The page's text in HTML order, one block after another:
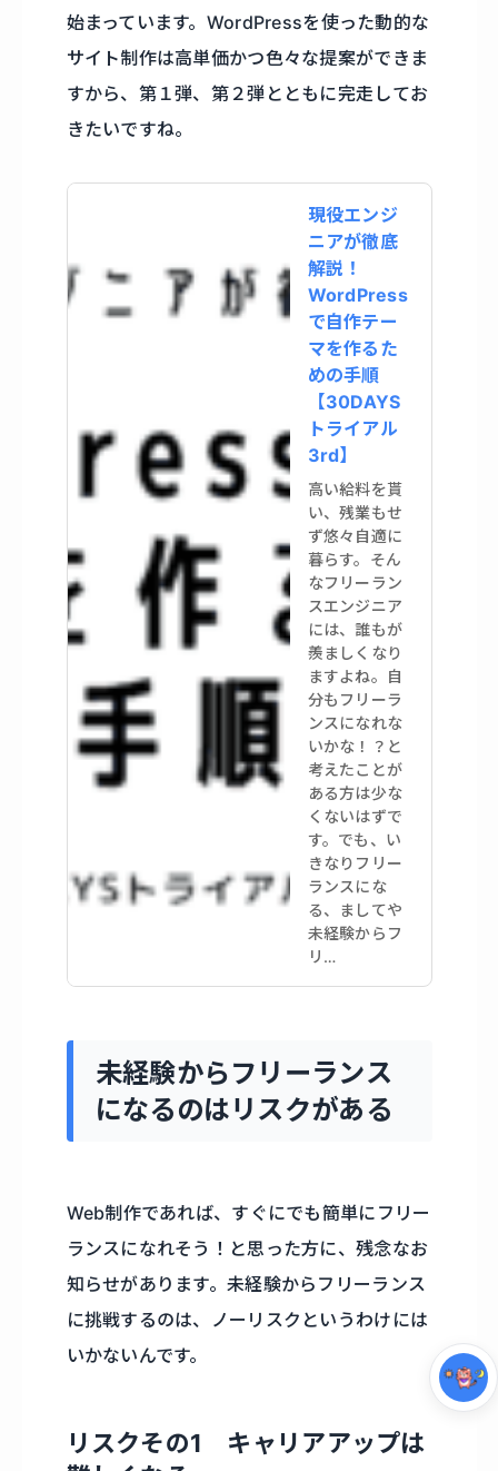
始まっています。WordPressを使った動的な
サイト制作は高単価かつ色々な提案ができま
すから、第１弾、第２弾とともに完走してお
きたいですね。
現役エンジ
ニアが徹底
解説！
WordPress
で自作テー
マを作るた
めの手順
【30DAYS
トライアル
3rd】
高い給料を貰
い、残業もせ
ず悠々自適に
暮らす。そん
なフリーラン
スエンジニア
には、誰もが
羨ましくなり
ますよね。自
分もフリーラ
ンスになれな
いかな！？と
考えたことが
ある方は少な
くないはずで
す。でも、い
きなりフリー
ランスにな
る、ましてや
未経験からフ
リ…
未経験からフリーランス
になるのはリスクがある
Web制作であれば、すぐにでも簡単にフリー
ランスになれそう！と思った方に、残念なお
知らせがあります。未経験からフリーランス
に挑戦するのは、ノーリスクというわけには
いかないんです。
リスクその1 キャリアアップは
集中モード